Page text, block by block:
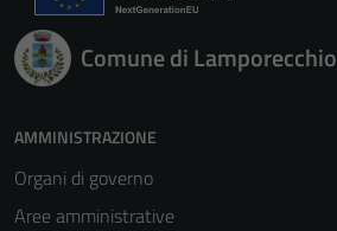
Comune di Lamporecchio
AMMINISTRAZIONE
Organi di governo
Aree amministrative